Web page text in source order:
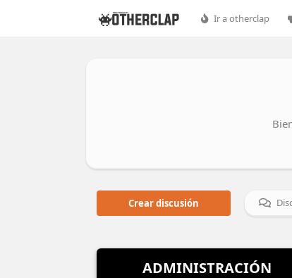
Ir a otherclap
Crear discusión
ADMINISTRACIÓN